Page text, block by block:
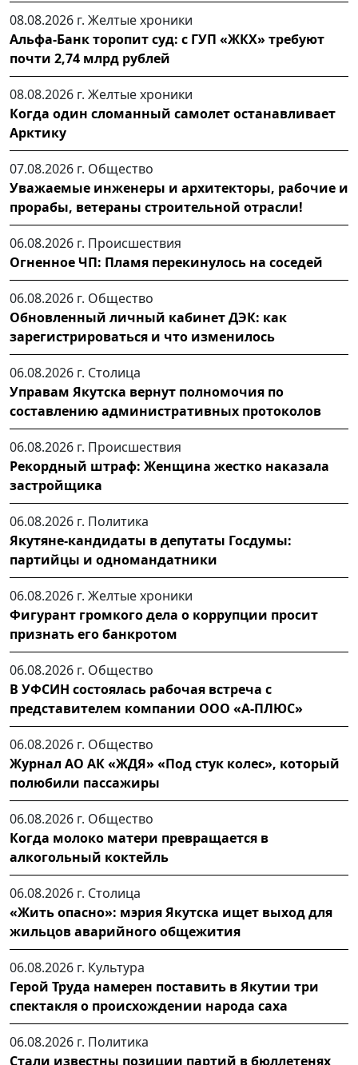
08.08.2026 г. Желтые хроники
Альфа-Банк торопит суд: с ГУП «ЖКХ» требуют
почти 2,74 млрд рублей
08.08.2026 г. Желтые хроники
Когда один сломанный самолет останавливает
Арктику
07.08.2026 г. Общество
Уважаемые инженеры и архитекторы, рабочие и
прорабы, ветераны строительной отрасли!
06.08.2026 г. Происшествия
Огненное ЧП: Пламя перекинулось на соседей
06.08.2026 г. Общество
Обновленный личный кабинет ДЭК: как
зарегистрироваться и что изменилось
06.08.2026 г. Столица
Управам Якутска вернут полномочия по
составлению административных протоколов
06.08.2026 г. Происшествия
Рекордный штраф: Женщина жестко наказала
застройщика
06.08.2026 г. Политика
Якутяне-кандидаты в депутаты Госдумы:
партийцы и одномандатники
06.08.2026 г. Желтые хроники
Фигурант громкого дела о коррупции просит
признать его банкротом
06.08.2026 г. Общество
В УФСИН состоялась рабочая встреча с
представителем компании ООО «А-ПЛЮС»
06.08.2026 г. Общество
Журнал АО АК «ЖДЯ» «Под стук колес», который
полюбили пассажиры
06.08.2026 г. Общество
Когда молоко матери превращается в
алкогольный коктейль
06.08.2026 г. Столица
«Жить опасно»: мэрия Якутска ищет выход для
жильцов аварийного общежития
06.08.2026 г. Культура
Герой Труда намерен поставить в Якутии три
спектакля о происхождении народа саха
06.08.2026 г. Политика
Стали известны позиции партий в бюллетенях